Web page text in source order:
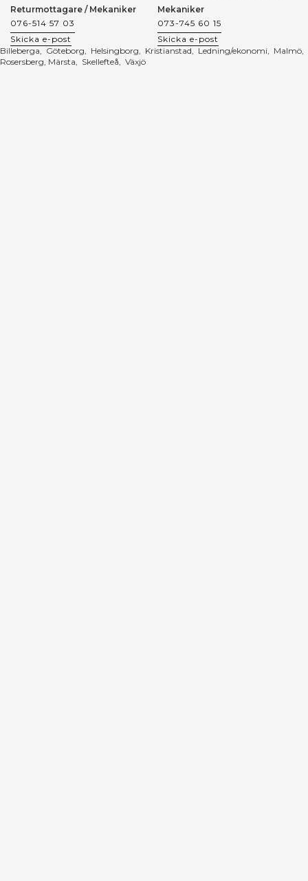
Returmottagare / Mekaniker
076-514 57 03
Skicka e-post
Mekaniker
073-745 60 15
Skicka e-post
Billeberga, Göteborg, Helsingborg, Kristianstad, Ledning/ekonomi, Malmö,
Rosersberg, Märsta, Skellefteå, Växjö